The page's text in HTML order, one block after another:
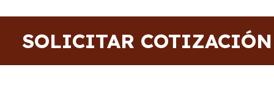
SOLICITAR COTIZACIÓN